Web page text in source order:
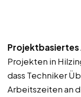
Projekten in
dass Techniker
Arbeitszeiten an